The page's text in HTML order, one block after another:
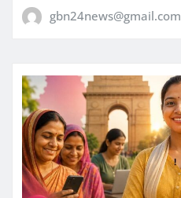
gbn24news@gmail.com